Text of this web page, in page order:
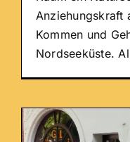
Anziehungskraft
Kommen und
Nordseeküste.